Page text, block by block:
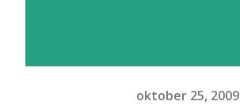
oktober 25, 2009